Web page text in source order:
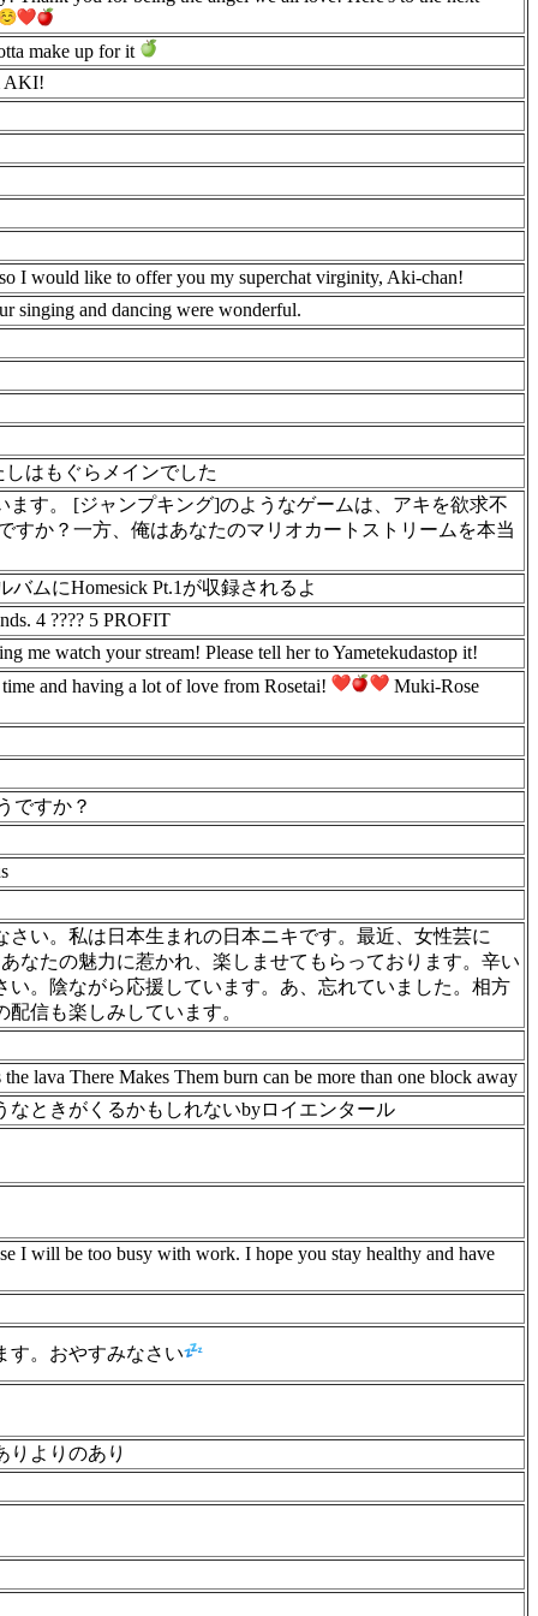
make up for it
AKI!
I would like to offer you my superchat virginity, Aki-chan!
singing and dancing were wonderful.
はもぐらメインでした
す。 [ジャンプキング]のようなゲームは、アキを欲求不
か？一方、俺はあなたのマリオカートストリームを本当
ムにHomesick Pt.1が収録されるよ
4 ???? 5 PROFIT
me watch your stream! Please tell her to Yametekudastop it!
and having a lot of love from Rosetai!
Muki-Rose
ですか？
い。私は日本生まれの日本ニキです。最近、女性芸に
なたの魅力に惹かれ、楽しませてもらっております。辛い
。陰ながら応援しています。あ、忘れていました。相方
信も楽しみしています。
lava There Makes Them burn can be more than one block away
ときがくるかもしれないbyロイエンタール
I will be too busy with work. I hope you stay healthy and have
す。おやすみなさい
りよりのあり